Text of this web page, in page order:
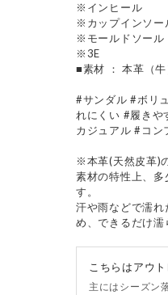
※インヒール
※カップインソー
※モールドソール
※3E
■素材 ： 本革（牛
#サンダル #ボリ
れにくい #履きや
カジュアル #コ
※本革(天然皮革)
素材の特性上、多
す。
汗や雨などで濡
め、できるだけ濡
こちらはアウ
主にはシーズン